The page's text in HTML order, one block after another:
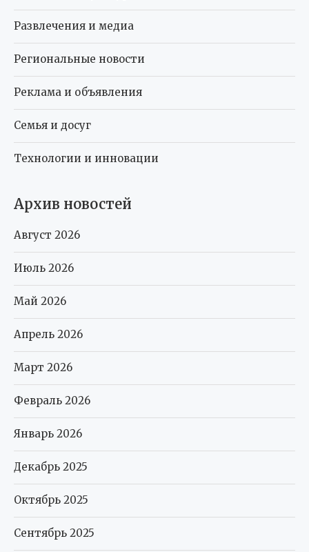
Развлечения и медиа
Региональные новости
Реклама и объявления
Семья и досуг
Технологии и инновации
Архив новостей
Август 2026
Июль 2026
Май 2026
Апрель 2026
Март 2026
Февраль 2026
Январь 2026
Декабрь 2025
Октябрь 2025
Сентябрь 2025